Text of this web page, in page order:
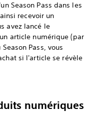
Season Pass dans les
recevoir un
avez lancé le
article numérique (par
Pass, vous
si l'article se révèle
numériques